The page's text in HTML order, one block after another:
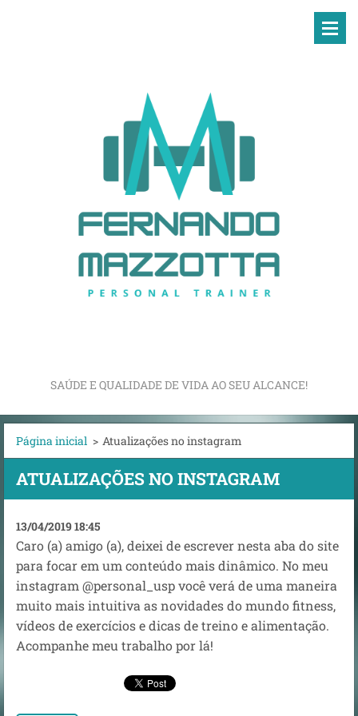
SAÚDE E QUALIDADE DE VIDA AO SEU ALCANCE!
Página inicial > Atualizações no instagram
ATUALIZAÇÕES NO INSTAGRAM
13/04/2019 18:45
Caro (a) amigo (a), deixei de escrever nesta aba do site
para focar em um conteúdo mais dinâmico. No meu
instagram @personal_usp você verá de uma maneira
muito mais intuitiva as novidades do mundo fitness,
vídeos de exercícios e dicas de treino e alimentação.
Acompanhe meu trabalho por lá!